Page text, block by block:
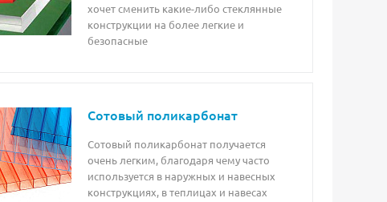
хочет сменить какие-либо стеклянные
конструкции на более легкие и
безопасные
Сотовый поликарбонат
Сотовый поликарбонат получается
очень легким, благодаря чему часто
используется в наружных и навесных
конструкциях, в теплицах и навесах